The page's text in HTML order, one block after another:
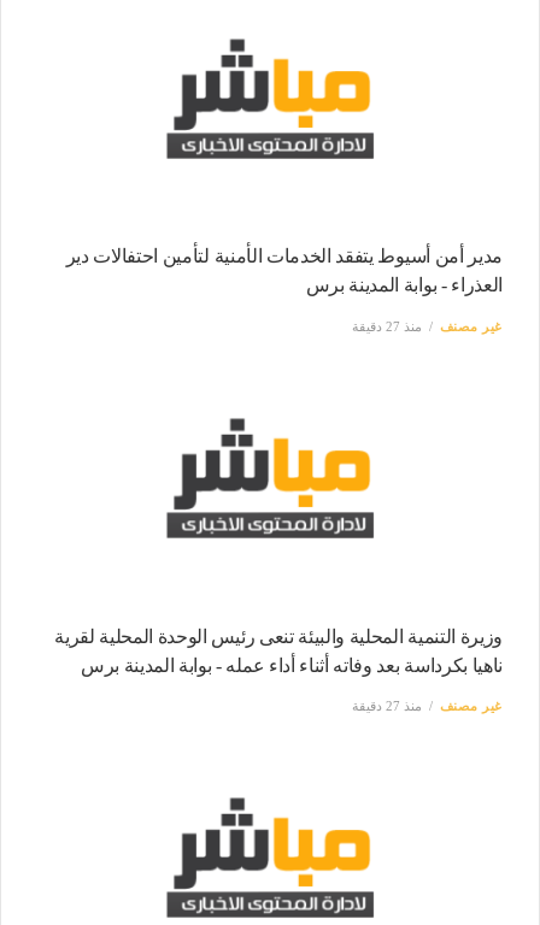
مدير أمن أسيوط يتفقد الخدمات الأمنية لتأمين احتفالات دير
العذراء - بوابة المدينة برس
غير مصنف منذ 27 دقيقة
وزيرة التنمية المحلية والبيئة تنعى رئيس الوحدة المحلية لقرية
ناهيا بكرداسة بعد وفاته أثناء أداء عمله - بوابة المدينة برس
غير مصنف منذ 27 دقيقة